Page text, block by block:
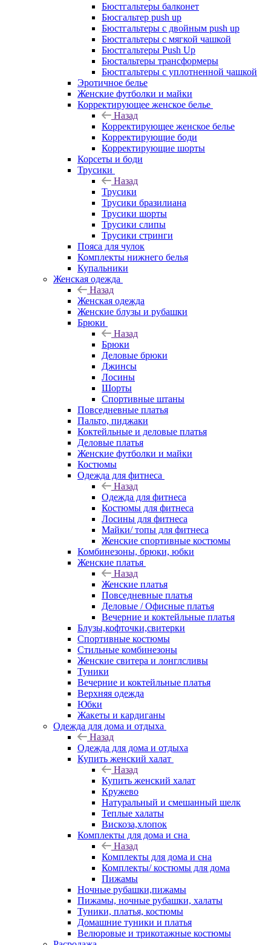
Бюстгальтеры балконет
Бюсгальтер push up
Бюстгальтеры с двойным push up
Бюстгальтеры с мягкой чашкой
Бюстгальтеры Push Up
Бюстальтеры трансформеры
Бюстгальтеры с уплотненной чашкой
Эротичное белье
Женские футболки и майки
Корректирующее женское белье
Назад
Корректирующее женское белье
Корректирующие боди
Корректирующие шорты
Корсеты и боди
Трусики
Назад
Трусики
Трусики бразилиана
Трусики шорты
Трусики слипы
Трусики стринги
Пояса для чулок
Комплекты нижнего белья
Купальники
Женская одежда
Назад
Женская одежда
Женские блузы и рубашки
Брюки
Назад
Брюки
Деловые брюки
Джинсы
Лосины
Шорты
Спортивные штаны
Повседневные платья
Пальто, пиджаки
Коктейльные и деловые платья
Деловые платья
Женские футболки и майки
Костюмы
Одежда для фитнеса
Назад
Одежда для фитнеса
Костюмы для фитнеса
Лосины для фитнеса
Майки/ топы для фитнеса
Женские спортивные костюмы
Комбинезоны, брюки, юбки
Женские платья
Назад
Женские платья
Повседневные платья
Деловые / Офисные платья
Вечерние и коктейльные платья
Блузы,кофточки,свитерки
Спортивные костюмы
Стильные комбинезоны
Женские свитера и лонглсливы
Туники
Вечерние и коктейльные платья
Верхняя одежда
Юбки
Жакеты и кардиганы
Одежда для дома и отдыха
Назад
Одежда для дома и отдыха
Купить женский халат
Назад
Купить женский халат
Кружево
Натуральный и смешанный шелк
Теплые халаты
Вискоза,хлопок
Комплекты для дома и сна
Назад
Комплекты для дома и сна
Комплекты/ костюмы для дома
Пижамы
Ночные рубашки,пижамы
Пижамы, ночные рубашки, халаты
Туники, платья, костюмы
Домашние туники и платья
Велюровые и трикотажные костюмы